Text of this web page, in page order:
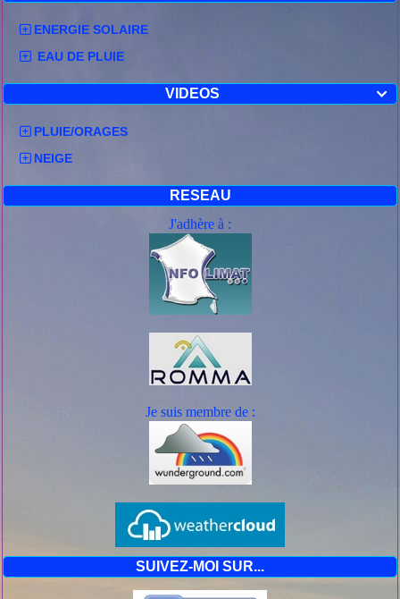
ENERGIE SOLAIRE
EAU DE PLUIE

VIDEOS
PLUIE/ORAGES
NEIGE
RESEAU
J'adhère à :
Je suis membre de :
SUIVEZ-MOI SUR...